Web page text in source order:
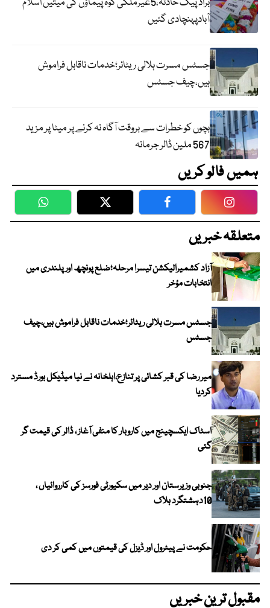
آبادپہنچادی گئیں
جسٹس مسرت ہلالی ریٹائر؛خدمات ناقابل فراموش
ہیں،چیف جسٹس
بچوں کو خطرات سے بروقت آگاہ نہ کرنے پر میٹا پر مزید
567 ملین ڈالر جرمانہ
ہمیں فالو کریں
WhatsApp Twitter Facebook
متعلقہ خبریں
آزاد کشمیرالیکشن تیسرا مرحلہ؛ضلع پونچھ اور پلندری میں
انتخابات مؤخر
جسٹس مسرت ہلالی ریٹائر؛خدمات ناقابل فراموش ہیں،چیف
جسٹس
میر رضا کی قبر کشائی پر تنازع،اہلخانہ نے نیا میڈیکل بورڈ مسترد
کردیا
اسٹاک ایکسچینج میں کاروبار کا منفی آغاز ، ڈالر کی قیمت گر
گئی
جنوبی وزیرستان اور دیر میں سکیورٹی فورسز کی کارروائیاں ،
10دہشتگرد ہلاک
حکومت نے پیٹرول اور ڈیزل کی قیمتوں میں کمی کر دی
مقبول ترین خبریں